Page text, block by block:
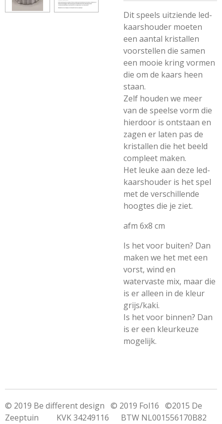
Dit speels uitziende led-
kaarshouder moeten
een aantal kristallen
voorstellen die samen
een mooie kring vormen
die om de kaars heen
staan.
Zelf houden we meer
van de speelse vorm die
hierdoor is ontstaan en
zagen er laten pas de
kristallen die het beeld
compleet maken.
Het leuke aan deze led-
kaarshouder is het spel
met de verschillende
hoogtes die je ziet.
afm 6x8 cm
Is het voor buiten? Dan
maken we het met een
vorst, wind en
watervaste mix, maar die
is er alleen in de kleur
grijs/kaki.
Is het voor binnen? Dan
is er een kleurkeuze
mogelijk.
© 2019 Be different design © 2019 Fol16 ©2015 De
Zeeptuin KVK 34249116 BTW NL001556170B82